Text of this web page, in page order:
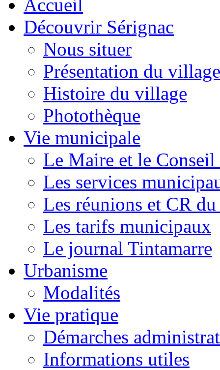
Accueil
Découvrir Sérignac
Nous situer
Présentation du village
Histoire du village
Photothèque
Vie municipale
Le Maire et le
Les services
Les réunions et CR
Les tarifs municipaux
Le journal Tintamarre
Urbanisme
Modalités
Vie pratique
Démarches
Informations utiles